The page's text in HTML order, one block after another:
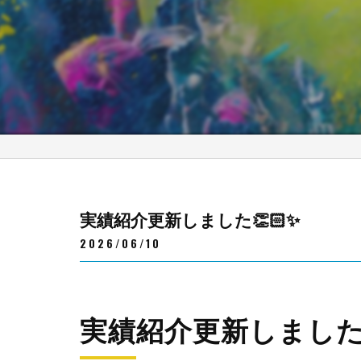
実績紹介更新しました👏🏻✨
2026/06/10
実績紹介更新しまし